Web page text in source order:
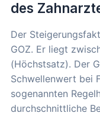
des
Der
GOZ. Er liegt
(Höchstsatz). Der
Schwellenwert bei
sogenannten
durchschnittliche